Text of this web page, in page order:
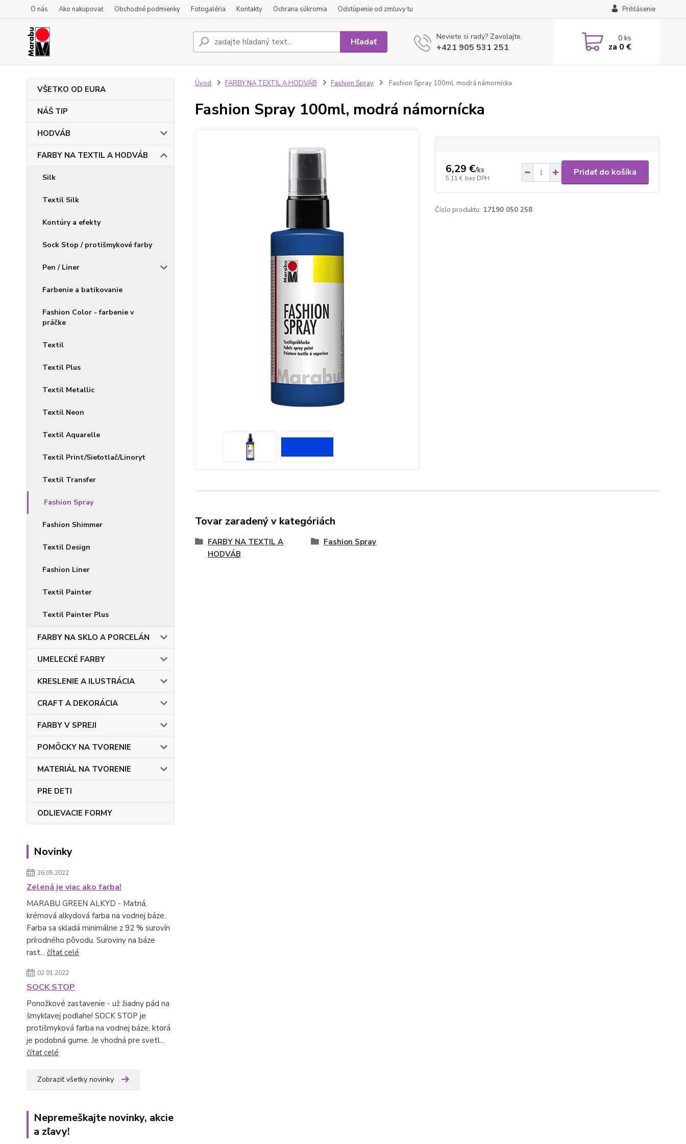
O nás Ako nakupovať Obchodné podmienky Fotogaléria Kontakty Ochrana súkromia Odstúpenie od zmluvy tu Prihlásenie
Hľadať Neviete si rady? Zavolajte.
+421 905 531 251
0ks
za 0 €
VŠETKO OD EURA
NÁŠ TIP
HODVÁB
FARBY NA TEXTIL A HODVÁB
Silk
Textil Silk
Kontúry a efekty
Sock Stop / protišmykové farby
Pen / Liner
Farbenie a batikovanie
Fashion Color - farbenie v
práčke
Textil
Textil Plus
Textil Metallic
Textil Neon
Textil Aquarelle
Textil Print/Sieťotlač/Linoryt
Textil Transfer
Fashion Spray
Fashion Shimmer
Textil Design
Fashion Liner
Textil Painter
Textil Painter Plus
FARBY NA SKLO A PORCELÁN
UMELECKÉ FARBY
KRESLENIE A ILUSTRÁCIA
CRAFT A DEKORÁCIA
FARBY V SPREJI
POMÔCKY NA TVORENIE
MATERIÁL NA TVORENIE
PRE DETI
ODLIEVACIE FORMY
Novinky
26.05.2022
Zelená je viac ako farba!
MARABU GREEN ALKYD - Matná,
krémová alkydová farba na vodnej báze.
Farba sa skladá minimálne z 92 % surovín
prírodného pôvodu. Suroviny na báze
rast... čítať celé
02.01.2022
SOCK STOP
Ponožkové zastavenie - už žiadny pád na
šmykľavej podlahe! SOCK STOP je
protišmyková farba na vodnej báze, ktorá
je podobná gume. Je vhodná pre svetl...
čítať celé
Zobraziť všetky novinky
Nepremeškajte novinky, akcie
a zľavy!
Úvod FARBY NA TEXTIL A HODVÁB Fashion Spray Fashion Spray 100ml, modrá námornícka
Fashion Spray 100ml, modrá námornícka
6,29 €/ks
5,11 € bez DPH
Pridať do košíka
Číslo produktu: 17190 050 258
Tovar zaradený v kategóriách
FARBY NA TEXTIL A
HODVÁB
Fashion Spray